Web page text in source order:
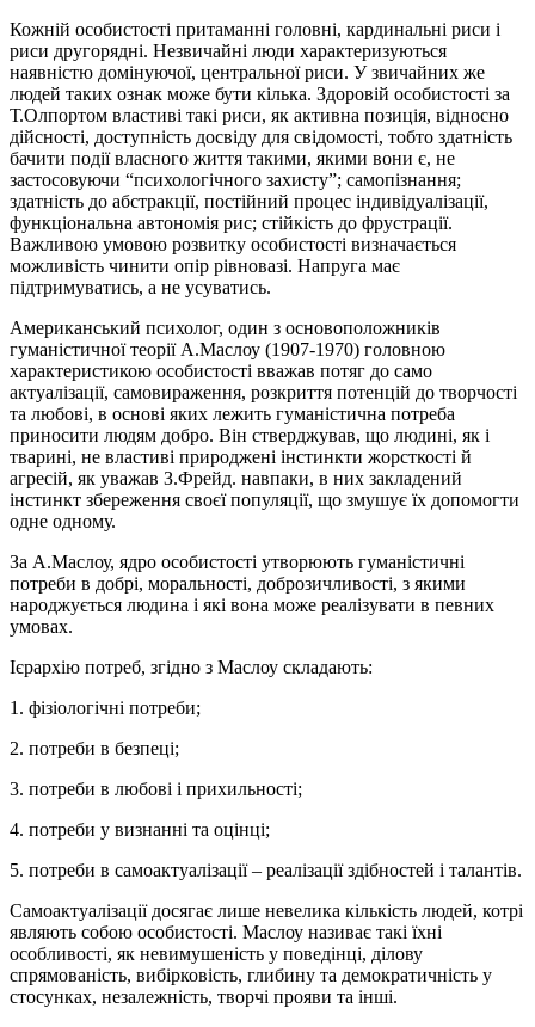
Кожній особистості притаманні головні, кардинальні риси і
риси другорядні. Незвичайні люди характеризуються
наявністю домінуючої, центральної риси. У звичайних же
людей таких ознак може бути кілька. Здоровій особистості за
Т.Олпортом властиві такі риси, як активна позиція, відносно
дійсності, доступність досвіду для свідомості, тобто здатність
бачити події власного життя такими, якими вони є, не
застосовуючи “психологічного захисту”; самопізнання;
здатність до абстракції, постійний процес індивідуалізації,
функціональна автономія рис; стійкість до фрустрації.
Важливою умовою розвитку особистості визначається
можливість чинити опір рівновазі. Напруга має
підтримуватись, а не усуватись.
Американський психолог, один з основоположників
гуманістичної теорії А.Маслоу (1907-1970) головною
характеристикою особистості вважав потяг до само
актуалізації, самовираження, розкриття потенцій до творчості
та любові, в основі яких лежить гуманістична потреба
приносити людям добро. Він стверджував, що людині, як і
тварині, не властиві природжені інстинкти жорсткості й
агресій, як уважав З.Фрейд. навпаки, в них закладений
інстинкт збереження своєї популяції, що змушує їх допомогти
одне одному.
За А.Маслоу, ядро особистості утворюють гуманістичні
потреби в добрі, моральності, доброзичливості, з якими
народжується людина і які вона може реалізувати в певних
умовах.
Ієрархію потреб, згідно з Маслоу складають:
1. фізіологічні потреби;
2. потреби в безпеці;
3. потреби в любові і прихильності;
4. потреби у визнанні та оцінці;
5. потреби в самоактуалізації – реалізації здібностей і талантів.
Самоактуалізації досягає лише невелика кількість людей, котрі
являють собою особистості. Маслоу називає такі їхні
особливості, як невимушеність у поведінці, ділову
спрямованість, вибірковість, глибину та демократичність у
стосунках, незалежність, творчі прояви та інші.